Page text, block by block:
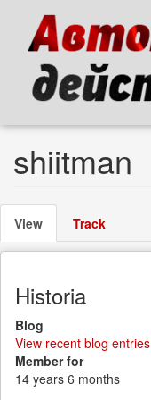
content
shiitman
Primary
tabs
View (active
tab)
Track
Historia
Blog
View recent blog entries
Member for
14 years 6 months